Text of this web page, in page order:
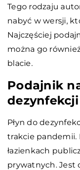
Tego rodzaju
nabyć w wersji,
Najczęściej
można go
blacie.
Podajnik
dezynfekcji
Płyn do
trakcie pandemii.
łazienkach
prywatnych. Jest